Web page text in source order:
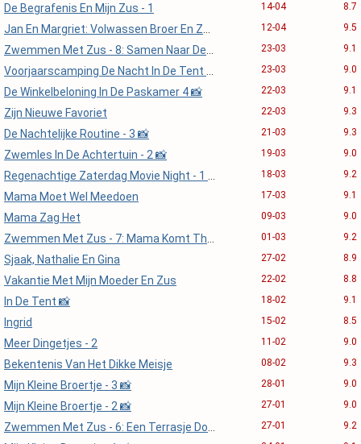
De Begrafenis En Mijn Zus - 1 14-04 8.7
12-04 9.5
23-03 9.1
23-03 9.0
De Winkelbeloning In De Paskamer 4 📸 22-03 9.1
Zijn Nieuwe Favoriet 22-03 9.3
De Nachtelijke Routine - 3 📸 21-03 9.3
Zwemles In De Achtertuin - 2 📸 19-03 9.0
18-03 9.2
Mama Moet Wel Meedoen 17-03 9.1
Mama Zag Het 09-03 9.0
01-03 9.2
Sjaak, Nathalie En Gina 27-02 8.9
Vakantie Met Mijn Moeder En Zus 22-02 8.8
In De Tent 📸 18-02 9.1
Ingrid 15-02 8.5
Meer Dingetjes - 2 11-02 9.0
Bekentenis Van Het Dikke Meisje 08-02 9.3
Mijn Kleine Broertje - 3 📸 28-01 9.0
Mijn Kleine Broertje - 2 📸 27-01 9.0
27-01 9.2